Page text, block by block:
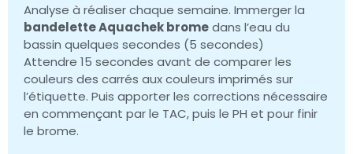
Analyse à réaliser chaque semaine. Immerger la
bandelette Aquachek bromedans l’eau du
bassin quelques secondes (5 secondes)
Attendre 15 secondes avant de comparer les
couleurs des carrés aux couleurs imprimés sur
l’étiquette. Puis apporter les corrections nécessaire
en commençant par le TAC, puis le PH et pour finir
le brome.